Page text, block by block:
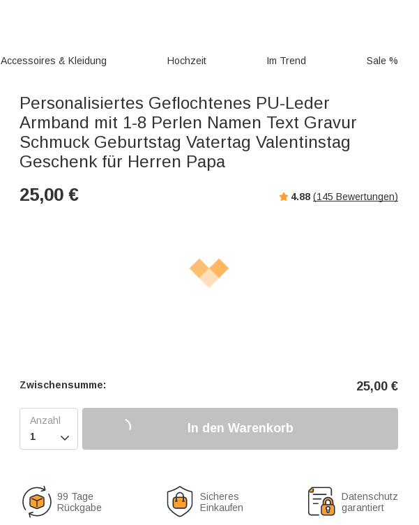
Accessoires & Kleidung Hochzeit Im Trend Sale %
Personalisiertes Geflochtenes PU-Leder
Armband mit 1-8 Perlen Namen Text Gravur
Schmuck Geburtstag Vatertag Valentinstag
Geschenk für Herren Papa
25,00 € 4.88 (145 Bewertungen)
Zwischensumme: 25,00 €

In den Warenkorb
99 Tage
Rückgabe
Sicheres
Einkaufen
Datenschutz
garantiert